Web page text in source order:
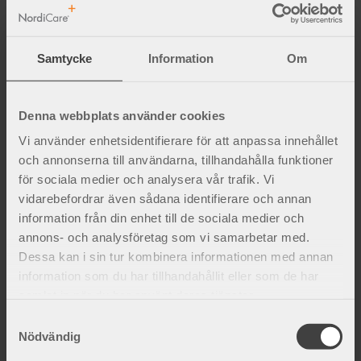
Samtycke Information Om
Denna webbplats använder cookies
Vi använder enhetsidentifierare för att anpassa innehållet
och annonserna till användarna, tillhandahålla funktioner
för sociala medier och analysera vår trafik. Vi
vidarebefordrar även sådana identifierare och annan
information från din enhet till de sociala medier och
annons- och analysföretag som vi samarbetar med.
Dessa kan i sin tur kombinera informationen med annan
information som du har tillhandahållit eller som de har
Nödvändig
PadPlus pelotter
För ökat tryck i bråckbyxor och
bråckbandage.
255kr
Pelotter
bråckbyxor.
255kr